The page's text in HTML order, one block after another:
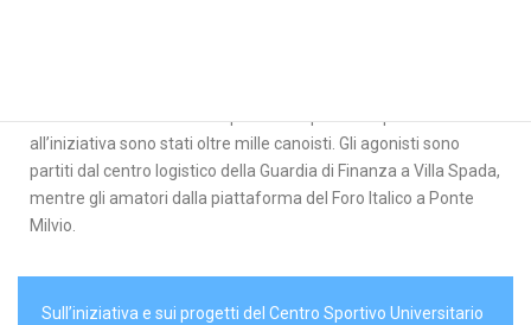
riduzione dell’utilizzo della plastica. A prendere parte
all’iniziativa sono stati oltre mille canoisti. Gli agonisti sono
partiti dal centro logistico della Guardia di Finanza a Villa Spada,
mentre gli amatori dalla piattaforma del Foro Italico a Ponte
Milvio.
Sull’iniziativa e sui progetti del Centro Sportivo Universitario